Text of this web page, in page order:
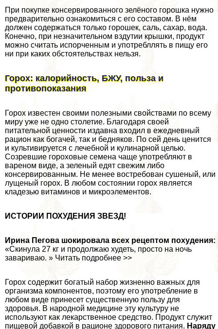
При покупке консервированного зелёного горошка нужно
предварительно ознакомиться с его составом. В нём
должен содержаться только горошек, саль, сахар, вода.
Конечно, при незначительном вздутии крышки, продукт
можно считать испорченным и употрeбллять в пищу его
ни при каких обстоятельствах нельзя.
Горох: калорийность, БЖУ, польза и
противопоказания
Горох известен своими полезными свойствами по всему
миру уже не одно столетие. Благодаря своей
питательной ценности издавна входил в ежедневный
рацион как богачей, так и бедняков. По сей день ценится
и культивируется с лечебной и кулинарной целью.
Созревшие гороховые семена чаще употрeбляют в
вареном виде, а зеленый едят свежим либо
консервированным. Не менее востребован сушеный, или
лущеный горох. В любом состоянии горох является
кладезью витаминов и микроэлементов.
ИСТОРИИ ПОХУДЕНИЯ ЗВЕЗД!
Ирина Пегова шокировала всех рецептом похудения:
«Скинула 27 кг и продолжаю худеть, просто на ночь
завариваю. » Читать подробнее >>
Горох содержит богатый набор жизненно важных для
организма компонентов, поэтому его употрeбление в
любом виде принесет существенную пользу для
здоровья. В народной медицине эту культуру не
используют как лекарственное средство. Продукт служит
пищевой добавкой в рационе здорового питания. Наряду